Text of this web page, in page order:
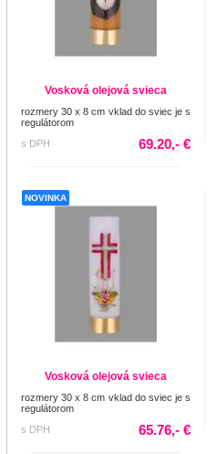
Vosková olejová svieca
rozmery 30 x 8 cm vklad do sviec je s
regulátorom
s DPH
69.20,- €
NOVINKA
Vosková olejová svieca
rozmery 30 x 8 cm vklad do sviec je s
regulátorom
s DPH
65.76,- €